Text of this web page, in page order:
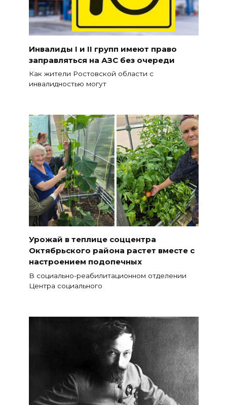
Инвалиды I и II групп имеют право
заправляться на АЗС без очереди
Как жители Ростовской области с
инвалидностью могут
Урожай в теплице соццентра
Октябрьского района растет вместе с
настроением подопечных
В социально-реабилитационном отделении
Центра социального